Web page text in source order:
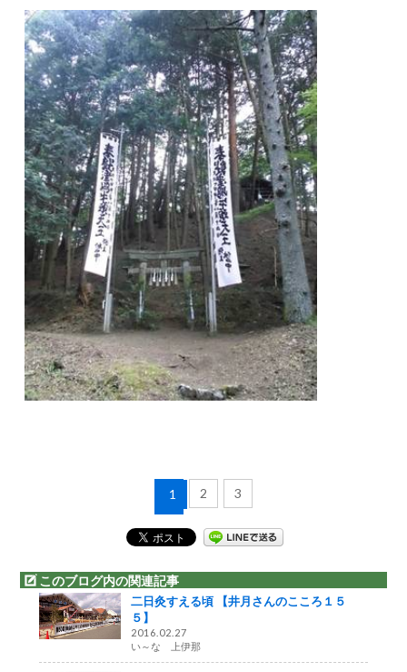
1 2 3
このブログ内の関連記事
二日灸すえる頃 【井月さんのこころ１５
５】
2016.02.27
い～な 上伊那